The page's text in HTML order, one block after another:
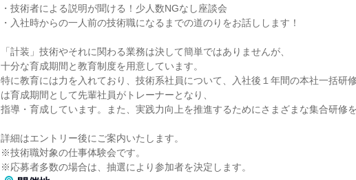
・技術者による説明が聞ける！少人数NGなし座談会
・入社時からの一人前の技術職になるまでの道のりをお話しします！
「計装」技術やそれに関わる業務は決して簡単ではありませんが、
十分な育成期間と教育制度を用意しています。
特に教育には力を入れており、技術系社員について、入社後１年間の本社一括研
は育成期間として先輩社員がトレーナーとなり、
指導・育成しています。また、実践力向上を推進するためにさまざまな集合研修
詳細はエントリー後にご案内いたします。
※技術職対象の仕事体験会です。
※応募者多数の場合は、抽選により参加者を決定します。